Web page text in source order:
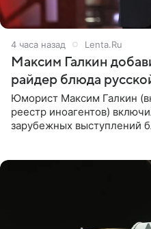
4 часа назад Lenta.Ru
Максим Галкин
райдер блюда
Юморист Максим Галкин
реестр иноагентов)
зарубежных выступлений